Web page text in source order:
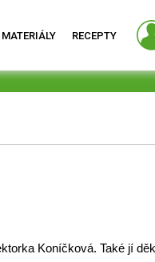
RECEPTY
Koníčková. Také jí